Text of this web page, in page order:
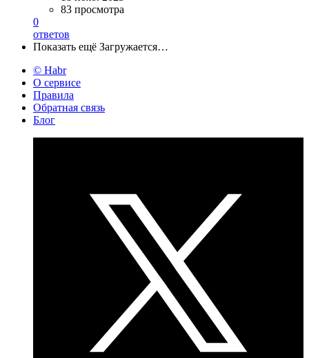
83 просмотра
0
ответов
Показать ещё Загружается…
© Habr
О сервисе
Правила
Обратная связь
Блог